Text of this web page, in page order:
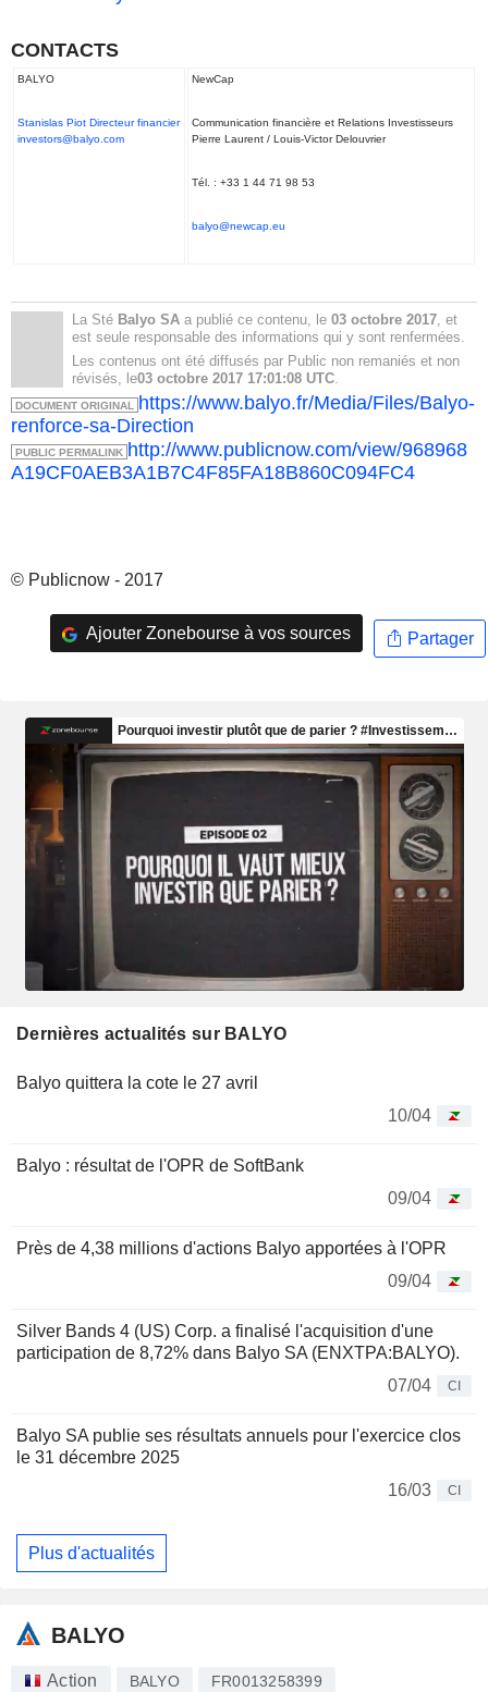
CONTACTS
BALYO
Stanislas Piot Directeur financier
investors@balyo.com
NewCap
Communication financière et Relations Investisseurs
Pierre Laurent / Louis-Victor Delouvrier
Tél. : +33 1 44 71 98 53
balyo@newcap.eu
La Sté Balyo SA a publié ce contenu, le 03 octobre 2017, et
est seule responsable des informations qui y sont renfermées.
Les contenus ont été diffusés par Public non remaniés et non
révisés, le03 octobre 2017 17:01:08 UTC.
DOCUMENT ORIGINAL https://www.balyo.fr/Media/Files/Balyo-
renforce-sa-Direction
PUBLIC PERMALINK http://www.publicnow.com/view/968968
A19CF0AEB3A1B7C4F85FA18B860C094FC4
© Publicnow - 2017
Ajouter Zonebourse à vos sources Partager
Dernières actualités sur BALYO
Balyo quittera la cote le 27 avril
10/04
Balyo : résultat de l'OPR de SoftBank
09/04
Près de 4,38 millions d'actions Balyo apportées à l'OPR
09/04
Silver Bands 4 (US) Corp. a finalisé l'acquisition d'une
participation de 8,72% dans Balyo SA (ENXTPA:BALYO).
07/04
CI
Balyo SA publie ses résultats annuels pour l'exercice clos
le 31 décembre 2025
16/03
CI
Plus d'actualités
BALYO
Action BALYO FR0013258399